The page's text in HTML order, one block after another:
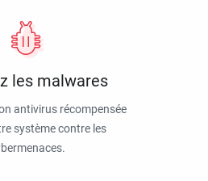
les malwares
antivirus récompensée
système contre les